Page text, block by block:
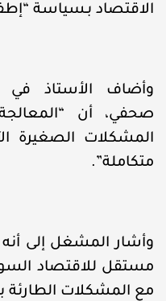
الاقتصاد بـسياسة
وأضاف الأستاذ في
صحفي، أن
المشكلات الصغيرة
متكاملة”.
وأشار المشغل إلى أنه
مستقل للاقتصاد
مع المشكلات